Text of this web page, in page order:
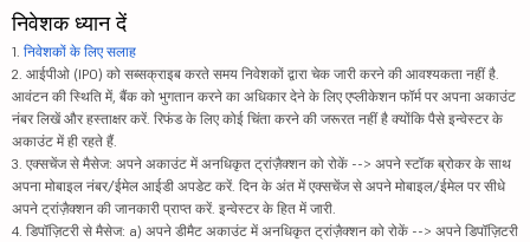
निवेशक ध्यान दें
1. निवेशकों के लिए सलाह
2. आईपीओ (IPO) को सब्सक्राइब करते समय निवेशकों द्वारा चेक जारी करने की आवश्यकता नहीं है.
आवंटन की स्थिति में, बैंक को भुगतान करने का अधिकार देने के लिए एप्लीकेशन फॉर्म पर अपना अकाउंट
नंबर लिखें और हस्ताक्षर करें. रिफंड के लिए कोई चिंता करने की जरूरत नहीं है क्योंकि पैसे इन्वेस्टर के
अकाउंट में ही रहते हैं.
3. एक्सचेंज से मैसेज: अपने अकाउंट में अनधिकृत ट्रांज़ैक्शन को रोकें --> अपने स्टॉक ब्रोकर के साथ
अपना मोबाइल नंबर/ईमेल आईडी अपडेट करें. दिन के अंत में एक्सचेंज से अपने मोबाइल/ईमेल पर सीधे
अपने ट्रांज़ैक्शन की जानकारी प्राप्त करें. इन्वेस्टर के हित में जारी.
4. डिपॉज़िटरी से मैसेज: a) अपने डीमैट अकाउंट में अनधिकृत ट्रांज़ैक्शन को रोकें --> अपने डिपॉज़िटरी